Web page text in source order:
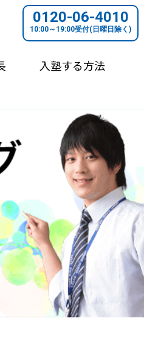
0120-06-4010
10:00～19:00受付(日曜日除く)
入塾する方法